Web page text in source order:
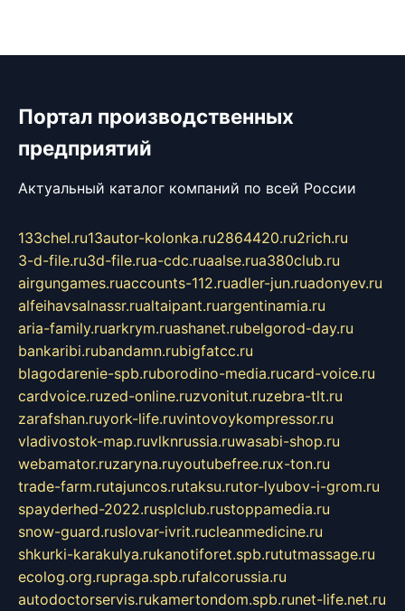
Портал производственных
предприятий
Актуальный каталог компаний по всей России
133chel.ru13autor-kolonka.ru2864420.ru2rich.ru
3-d-file.ru3d-file.rua-cdc.ruaalse.rua380club.ru
airgungames.ruaccounts-112.ruadler-jun.ruadonyev.ru
alfeihavsalnassr.rualtaipant.ruargentinamia.ru
aria-family.ruarkrym.ruashanet.rubelgorod-day.ru
bankaribi.rubandamn.rubigfatcc.ru
blagodarenie-spb.ruborodino-media.rucard-voice.ru
cardvoice.ruzed-online.ruzvonitut.ruzebra-tlt.ru
zarafshan.ruyork-life.ruvintovoykompressor.ru
vladivostok-map.ruvlknrussia.ruwasabi-shop.ru
webamator.ruzaryna.ruyoutubefree.rux-ton.ru
trade-farm.rutajuncos.rutaksu.rutor-lyubov-i-grom.ru
spayderhed-2022.rusplclub.rustoppamedia.ru
snow-guard.ruslovar-ivrit.rucleanmedicine.ru
shkurki-karakulya.rukanotiforet.spb.rututmassage.ru
ecolog.org.rupraga.spb.rufalcorussia.ru
autodoctorservis.rukamertondom.spb.runet-life.net.ru